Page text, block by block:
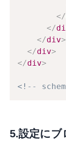
</
</
</div>
</div>
</div>
<!--
5.設定にブ